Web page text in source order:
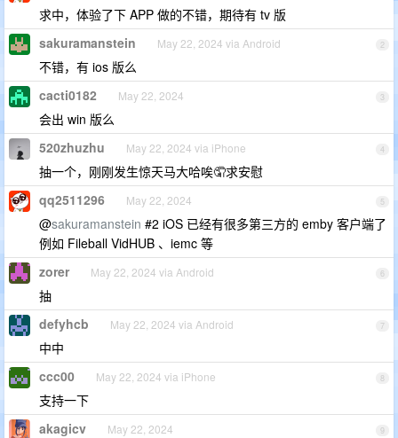
求中，体验了下 APP 做的不错，期待有 tv 版
2
sakuramanstein May 22, 2024 via Android
不错，有 ios 版么
3
cacti0182 May 22, 2024
会出 win 版么
4
520zhuzhu May 22, 2024 via iPhone
抽一个，刚刚发生惊天马大哈唉🤦求安慰
5
qq2511296 May 22, 2024
@sakuramanstein #2 iOS 已经有很多第三方的 emby 客户端了
例如 Fileball VidHUB 、iemc 等
6
zorer May 22, 2024 via Android
抽
7
defyhcb May 22, 2024 via Android
中中
8
ccc00 May 22, 2024 via iPhone
支持一下
9
akagicv May 22, 2024